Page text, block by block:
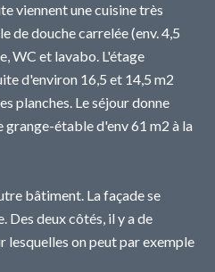
viennent une cuisine très
de douche carrelée (env. 4,5
WC et lavabo. L'étage
d'environ 16,5 et 14,5 m2
planches. Le séjour donne
grange-étable d'env 61 m2 à la
bâtiment. La façade se
Des deux côtés, il y a de
lesquelles on peut par exemple